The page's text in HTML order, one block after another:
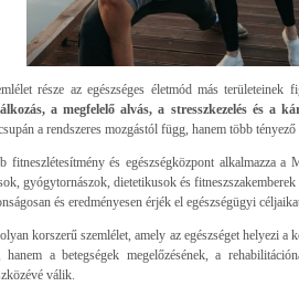
része az egészséges életmód más területeinek
a megfelelő alvás, a stresszkezelés és a
a rendszeres mozgástól függ, hanem több
fitneszlétesítmény és egészségközpont alkalmazza a
gyógytornászok, dietetikusok és
és eredményesen érjék el egészségügyi
korszerű szemlélet, amely az egészséget helyezi a
hanem a betegségek megelőzésének, a
válik.